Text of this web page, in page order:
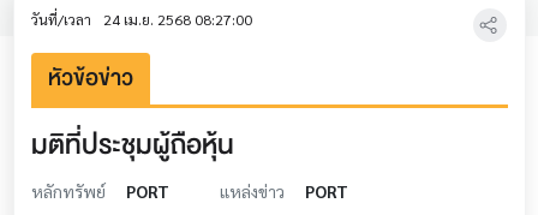
วันที่/เวลา 24 เม.ย. 2568 08:27:00
หัวข้อข่าว
มติที่ประชุมผู้ถือหุ้น
หลักทรัพย์ PORT แหล่งข่าว PORT